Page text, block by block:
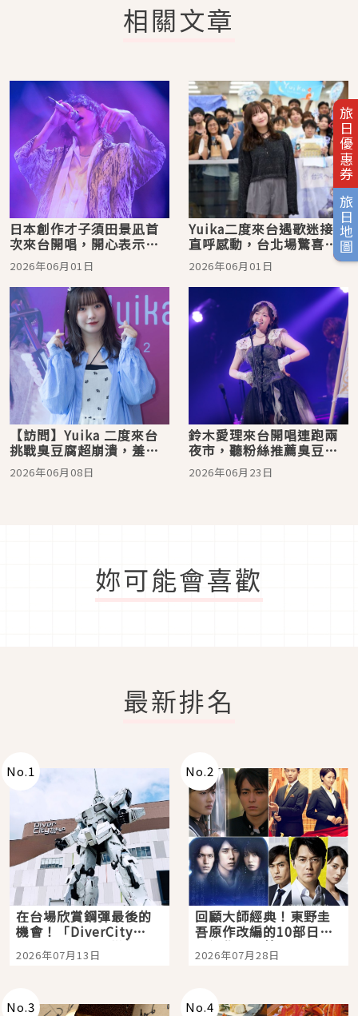
旅日優惠券
旅日地圖
相關文章
日本創作才子須田景凪首
次來台開唱，開心表示
「靠音樂圓夢朝聖九份」
2026年06月01日
Yuika二度來台遇歌迷接機
直呼感動，台北場驚喜獻
唱新歌〈Invisible
Youth〉嗨翻全場
2026年06月01日
【訪問】Yuika 二度來台
挑戰臭豆腐超崩潰，羞談
理想告白：「一定要面對
面」
2026年06月08日
鈴木愛理來台開唱連跑兩
夜市，聽粉絲推薦臭豆腐
直呼「慘了慘了！」
2026年06月23日
妳可能會喜歡
最新排名
No.1
在台場欣賞鋼彈最後的
機會！「DiverCity
Tokyo Plaza」搭船、
購物、美食及夜景，一
2026年07月13日
No.2
回顧大師經典！東野圭
吾原作改編的10部日本
影視作品推薦
2026年07月28日
No.3 No.4